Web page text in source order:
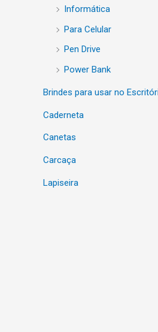
Informática
Para Celular
Pen Drive
Power Bank
Brindes para usar no
Caderneta
Canetas
Carcaça
Lapiseira